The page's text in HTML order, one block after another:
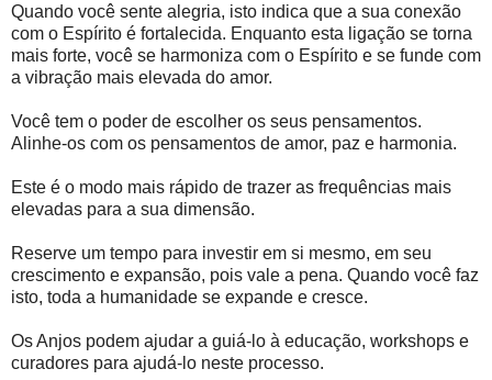
Quando você sente alegria, isto indica que a sua conexão
com o Espírito é fortalecida. Enquanto esta ligação se torna
mais forte, você se harmoniza com o Espírito e se funde com
a vibração mais elevada do amor.
Você tem o poder de escolher os seus pensamentos.
Alinhe-os com os pensamentos de amor, paz e harmonia.
Este é o modo mais rápido de trazer as frequências mais
elevadas para a sua dimensão.
Reserve um tempo para investir em si mesmo, em seu
crescimento e expansão, pois vale a pena. Quando você faz
isto, toda a humanidade se expande e cresce.
Os Anjos podem ajudar a guiá-lo à educação, workshops e
curadores para ajudá-lo neste processo.